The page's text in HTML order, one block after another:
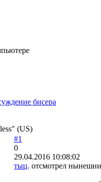
бисера
(US)
#1
0
29.04.2016 10:08:02
тыц. отсмотрел